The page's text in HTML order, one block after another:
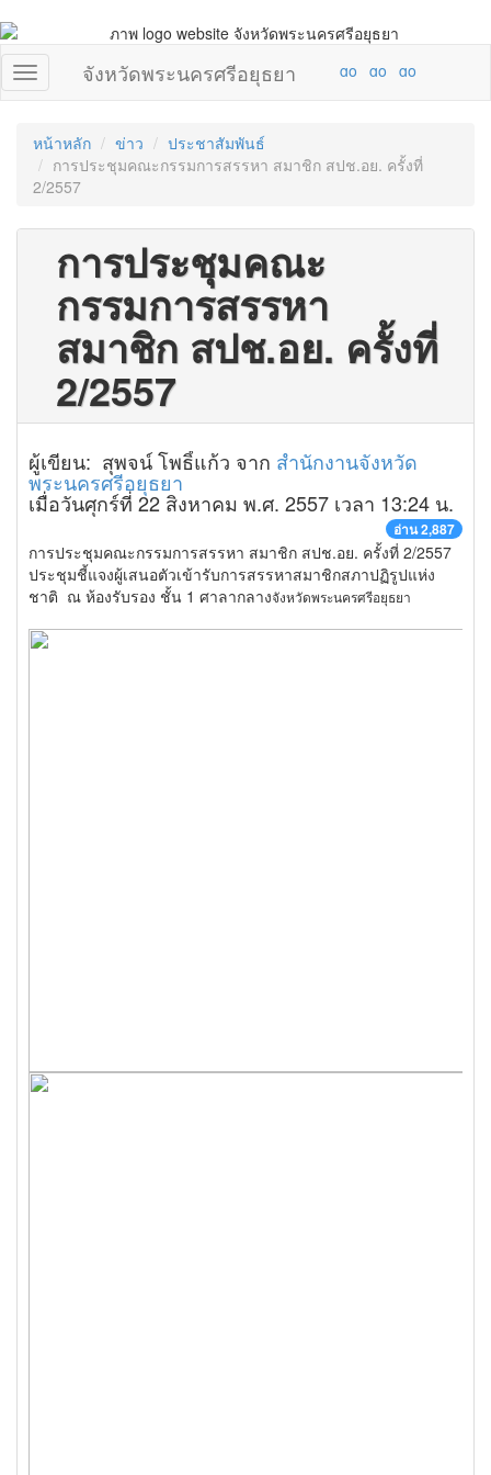
จังหวัดพระนครศรีอยุธยา
หน้าหลัก ข่าว
ประชาสัมพันธ์
การประชุมคณะกรรมการสรรหา สมาชิก สปช.อย. ครั้งที่
2/2557
การประชุมคณะ
กรรมการสรรหา
สมาชิก สปช.อย. ครั้งที่
2/2557
ผู้เขียน: สุพจน์ โพธิ์แก้ว จาก สำนักงานจังหวัด
พระนครศรีอยุธยา
เมื่อวันศุกร์ที่ 22 สิงหาคม พ.ศ. 2557 เวลา 13:24 น.
อ่าน 2,887
การประชุมคณะกรรมการสรรหา สมาชิก สปช.อย. ครั้งที่ 2/2557
ประชุมชี้แจงผู้เสนอตัวเข้ารับการสรรหาสมาชิกสภาปฏิรูปแห่ง
ชาติ ณ ห้องรับรอง ชั้น 1 ศาลากลางจังหวัดพระนครศรีอยุธยา